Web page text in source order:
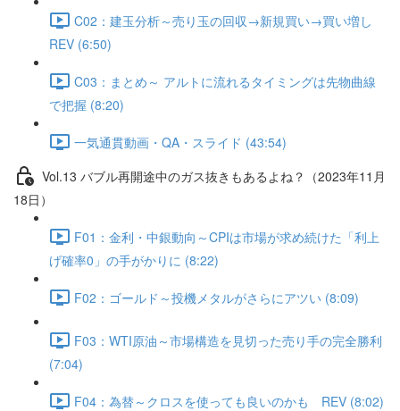
C02：建玉分析～売り玉の回収→新規買い→買い増し
REV (6:50)
C03：まとめ～ アルトに流れるタイミングは先物曲線
で把握 (8:20)
一気通貫動画・QA・スライド (43:54)
Vol.13 バブル再開途中のガス抜きもあるよね？（2023年11月
18日）
F01：金利・中銀動向～CPIは市場が求め続けた「利上
げ確率0」の手がかりに (8:22)
F02：ゴールド～投機メタルがさらにアツい (8:09)
F03：WTI原油～市場構造を見切った売り手の完全勝利
(7:04)
F04：為替～クロスを使っても良いのかも REV (8:02)